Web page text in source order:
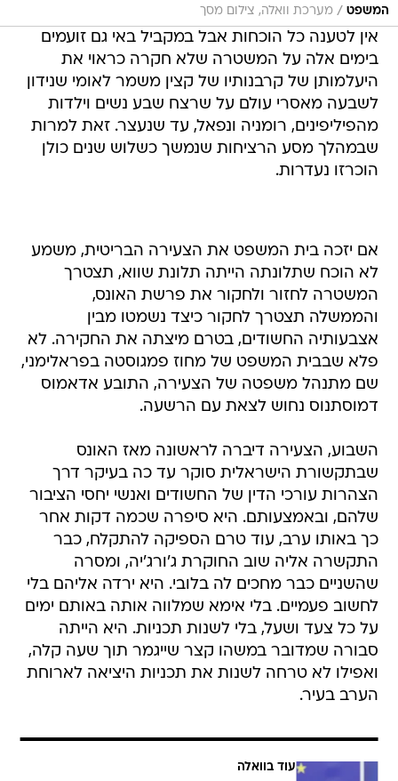
המשפט / מערכת וואלה, צילום מסך
אין לטענה כל הוכחות אבל במקביל באי גם זועמים
בימים אלה על המשטרה שלא חקרה כראוי את
היעלמותן של קרבנותיו של קצין משמר לאומי שנידון
לשבעה מאסרי עולם על שרצח שבע נשים וילדות
מהפיליפינים, רומניה ונפאל, עד שנעצר. זאת למרות
שבמהלך מסע הרציחות שנמשך כשלוש שנים כולן
הוכרזו נעדרות.
אם יזכה בית המשפט את הצעירה הבריטית, משמע
לא הוכח שתלונתה הייתה תלונת שווא, תצטרך
המשטרה לחזור ולחקור את פרשת האונס,
והממשלה תצטרך לחקור כיצד נשמטו מבין
אצבעותיה החשודים, בטרם מיצתה את החקירה. לא
פלא שבבית המשפט של מחוז פמגוסטה בפראלימני,
שם מתנהל משפטה של הצעירה, התובע אדאמוס
דמוסתנוס נחוש לצאת עם הרשעה.
השבוע, הצעירה דיברה לראשונה מאז האונס
שבתקשורת הישראלית סוקר עד כה בעיקר דרך
הצהרות עורכי הדין של החשודים ואנשי יחסי הציבור
שלהם, ובאמצעותם. היא סיפרה שכמה דקות אחר
כך באותו ערב, עוד טרם הספיקה להתקלח, כבר
התקשרה אליה שוב החוקרת ג'ורג'יה, ומסרה
שהשניים כבר מחכים לה בלובי. היא ירדה אליהם בלי
לחשוב פעמיים. בלי אימא שמלווה אותה באותם ימים
על כל צעד ושעל, בלי לשנות תכניות. היא הייתה
סבורה שמדובר במשהו קצר שייגמר תוך שעה קלה,
ואפילו לא טרחה לשנות את תכניות היציאה לארוחת
הערב בעיר.
עוד בוואלה